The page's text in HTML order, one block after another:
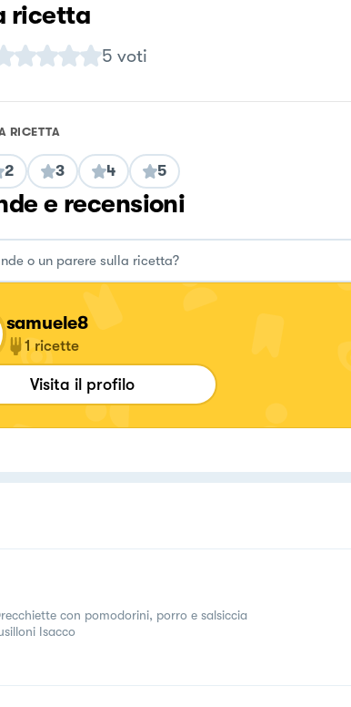
ricetta
5 voti
RICETTA
2 3 4 5
e recensioni
samuele8
1 ricette
Visita il profilo
con pomodorini, porro e salsiccia
Isacco